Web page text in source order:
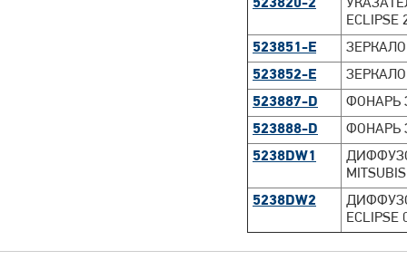
523820-2
ECLIPSE
523851-E
ЗЕРКАЛО
523852-E
ЗЕРКАЛО
523887-D
ФОНАРЬ
523888-D
ФОНАРЬ
5238DW1
5238DW2
ECLIPSE